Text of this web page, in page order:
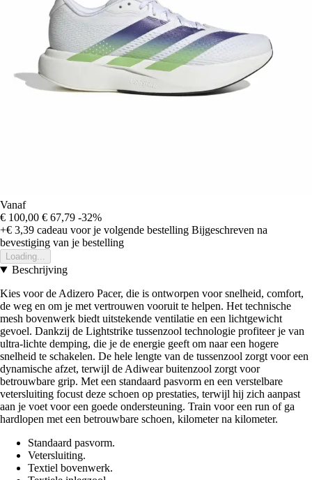
Vanaf
€ 100,00 € 67,79 -32%
+€ 3,39 cadeau voor je volgende bestelling Bijgeschreven na
bevestiging van je bestelling
Loading...
Beschrijving
Kies voor de Adizero Pacer, die is ontworpen voor snelheid, comfort,
de weg en om je met vertrouwen vooruit te helpen. Het technische
mesh bovenwerk biedt uitstekende ventilatie en een lichtgewicht
gevoel. Dankzij de Lightstrike tussenzool technologie profiteer je van
ultra-lichte demping, die je de energie geeft om naar een hogere
snelheid te schakelen. De hele lengte van de tussenzool zorgt voor een
dynamische afzet, terwijl de Adiwear buitenzool zorgt voor
betrouwbare grip. Met een standaard pasvorm en een verstelbare
vetersluiting focust deze schoen op prestaties, terwijl hij zich aanpast
aan je voet voor een goede ondersteuning. Train voor een run of ga
hardlopen met een betrouwbare schoen, kilometer na kilometer.
Standaard pasvorm.
Vetersluiting.
Textiel bovenwerk.